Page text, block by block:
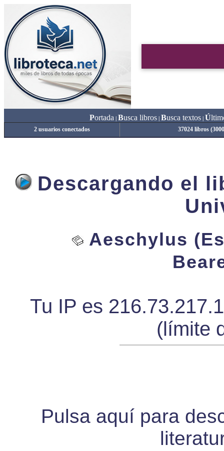
Portada Busca libros| Busca textos| Ú
2 usuarios conectados 37024 libros
Descargando el
Aeschylus
Tu IP es
(límite
Pulsa aquí para